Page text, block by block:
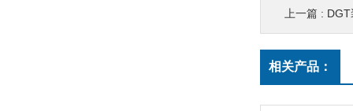
上一篇 :
相关产品：